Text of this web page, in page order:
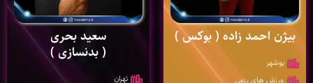
بیژن احمد زاده ( بوکس )
بوشهر
سعيد بحری
( بدنسازی )
تهران